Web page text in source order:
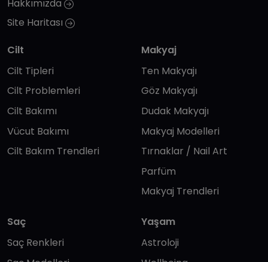
Hakkımızda
Site Haritası
Cilt
Cilt Tipleri
Cilt Problemleri
Cilt Bakımı
Vücut Bakımı
Cilt Bakım Trendleri
Makyaj
Ten Makyajı
Göz Makyajı
Dudak Makyajı
Makyaj Modelleri
Tırnaklar / Nail Art
Parfüm
Makyaj Trendleri
Saç
Saç Renkleri
Yaşam
Astroloji